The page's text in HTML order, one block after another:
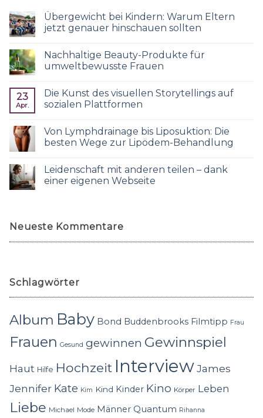
Übergewicht bei Kindern: Warum Eltern
jetzt genauer hinschauen sollten
Nachhaltige Beauty-Produkte für
umweltbewusste Frauen
23
Apr.
Die Kunst des visuellen Storytellings auf
sozialen Plattformen
Von Lymphdrainage bis Liposuktion: Die
besten Wege zur Lipödem-Behandlung
Leidenschaft mit anderen teilen – dank
einer eigenen Webseite
Neueste Kommentare
Schlagwörter
Album Baby Bond Buddenbrooks Filmtipp Frau
Frauen Gesund gewinnen Gewinnspiel
Haut Hilfe Hochzeit InterviewJames
Jennifer Kate Kim Kind Kinder Kino Körper Leben
Liebe Michael Mode Männer Quantum Rihanna